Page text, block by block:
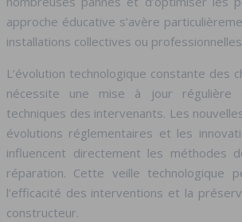
approche éducative s’avère
installations collectives ou
L’évolution technologique constante des
nécessite une mise à jour régulière
techniques des intervenants. Les
évolutions réglementaires et les
influencent directement les méthodes
réparation. Cette veille technologique
l’efficacité des interventions et la
constructeur.